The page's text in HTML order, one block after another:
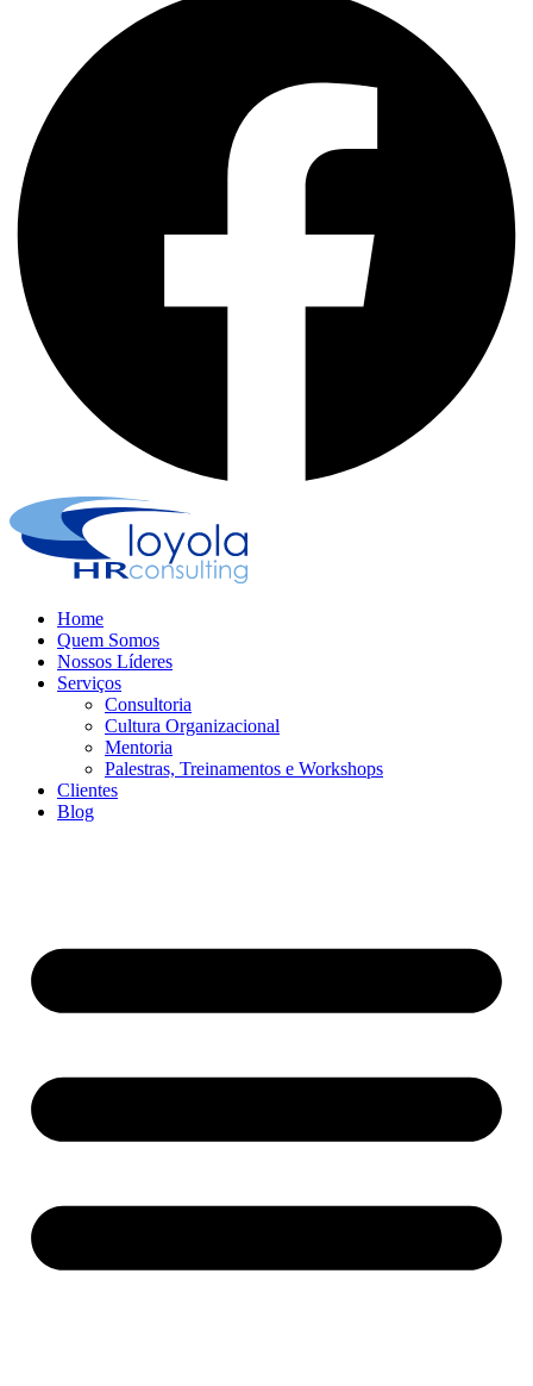
Home
Quem Somos
Nossos Líderes
Serviços
Consultoria
Cultura Organizacional
Mentoria
Palestras, Treinamentos e Workshops
Clientes
Blog